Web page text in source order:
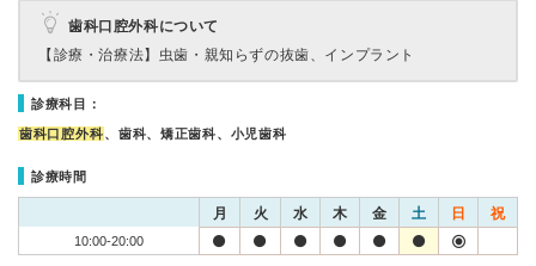
歯科口腔外科について
【診療・治療法】 虫歯・親知らずの抜歯、インプラント
診療科目：
歯科口腔外科、歯科、矯正歯科、小児歯科
診療時間
月 火 水 木 金 土 日 祝
10:00-20:00